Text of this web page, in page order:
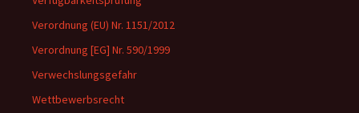
Verordnung (EU) Nr. 1151/2012
Verordnung [EG] Nr. 590/1999
Verwechslungsgefahr
Wettbewerbsrecht